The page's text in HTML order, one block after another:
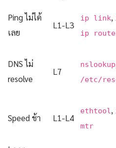
Ping ไม่ได้
เลย
L1-L3
ip link,
ip route
DNS ไม่
resolve
L7
nslookup
/etc/
Speed ช้า L1-L4
ethtool ,
mtr